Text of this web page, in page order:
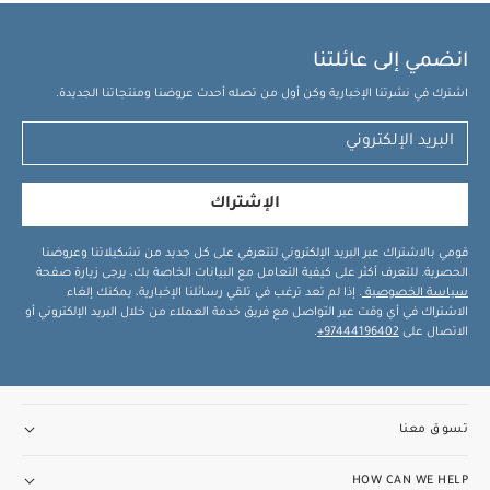
انضمي إلى عائلتنا
اشترك في نشرتنا الإخبارية وكن أول من تصله أحدث عروضنا ومنتجاتنا الجديدة.
الإشتراك
قومي بالاشتراك عبر البريد الإلكتروني لتتعرفي على كل جديد من تشكيلاتنا وعروضنا
الحصرية. للتعرف أكثر على كيفية التعامل مع البيانات الخاصة بك، يرجى زيارة صفحة
سياسة الخصوصية . إذا لم تعد ترغب في تلقي رسائلنا الإخبارية، يمكنك إلغاء
الاشتراك في أي وقت عبر التواصل مع فريق خدمة العملاء من خلال البريد الإلكتروني أو
الاتصال على 97444196402+
.
تسوق معنا
HOW CAN WE HELP